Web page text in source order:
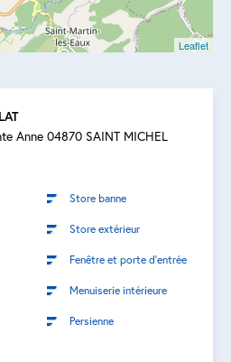
Leaflet
Anne 04870 SAINT MICHEL
Store banne
Store extérieur
Fenêtre et porte d’entrée
Menuiserie intérieure
Persienne